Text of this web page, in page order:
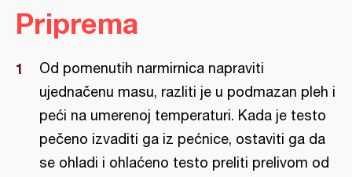
Priprema
Od pomenutih narmirnica napraviti
ujednačenu masu, razliti je u podmazan pleh i
peći na umerenoj temperaturi. Kada je testo
pečeno izvaditi ga iz pećnice, ostaviti ga da
se ohladi i ohlaćeno testo preliti prelivom od